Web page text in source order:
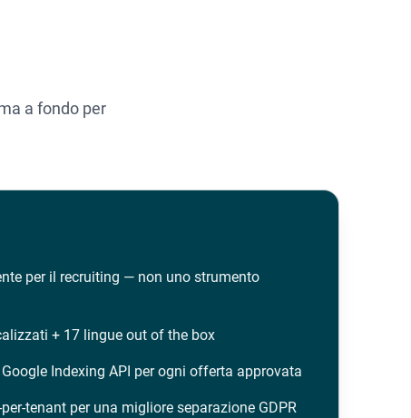
a fondo per
per il recruiting — non uno strumento
+ 17 lingue out of the box
Indexing API per ogni offerta approvata
tenant per una migliore separazione GDPR